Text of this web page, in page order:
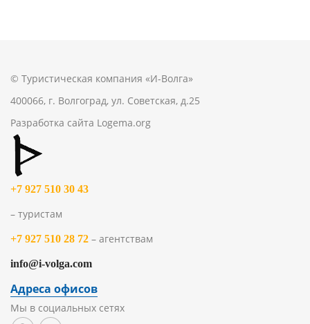
© Туристическая компания «И-Волга»
400066, г. Волгоград, ул. Советская, д.25
Разработка сайта Logema.org
+7 927 510 30 43
– туристам
+7 927 510 28 72 – агентствам
info@i-volga.com
Адреса офисов
Мы в социальных сетях